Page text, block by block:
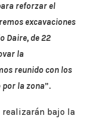
reforzar el
excavaciones
Daire, de 22
la
reunido con los
la zona”.
bajo la